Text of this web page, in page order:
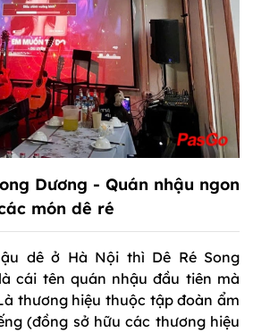
Dương - Quán nhậu ngon
món dê ré
dê ở Hà Nội thì Dê Ré Song
cái tên quán nhậu đầu tiên mà
thương hiệu thuộc tập đoàn ẩm
(đồng sở hữu các thương hiệu